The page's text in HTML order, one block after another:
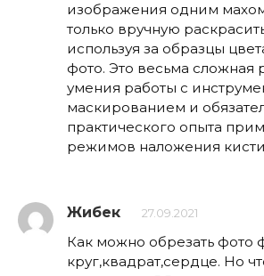
изображения одним
только вручную
используя за образцы
фото. Это весьма сложная
умения работы с
маскированием и
практического опыта
режимов наложения
Жибек 27.09.2021
Как можно обрезать фото
круг,квадрат,сердце. Но